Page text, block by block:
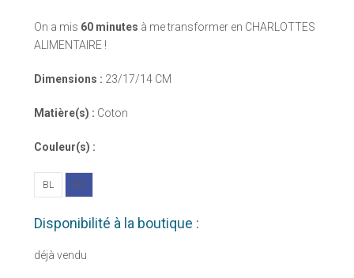
On a mis 60 minutes à me transformer en CHARLOTTES
ALIMENTAIRE !
Dimensions : 23/17/14 CM
Matière(s) : Coton
Couleur(s) :
BL BL
Disponibilité à la boutique :
déjà vendu